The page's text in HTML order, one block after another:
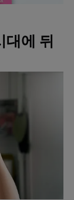
에 뒤